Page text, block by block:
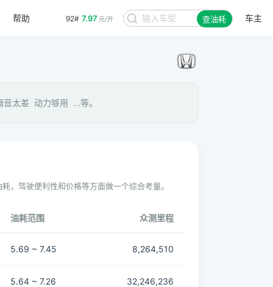
92# 7.97 元/升 查油耗 车主
帮助
太差 动力够用 ...等。
，驾驶便利性和价格等方面做一个综合考量。
油耗范围 众测里程
5.69 ~ 7.45 8,264,510
5.64 ~ 7.26 32,246,236